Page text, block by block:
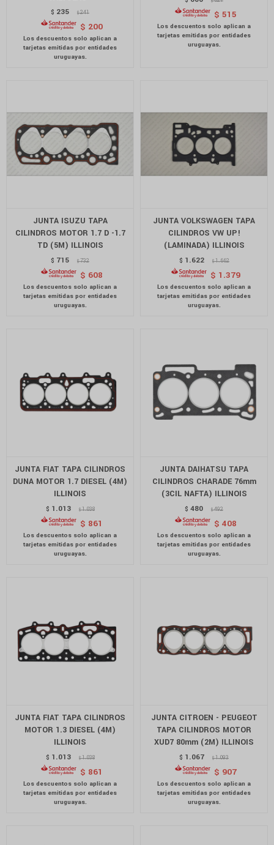
$ 235 $241
$ 200
$ 515
JUNTA ISUZU TAPA
CILINDROS MOTOR 1.7 D -1.7
TD (5M) ILLINOIS
$ 715 $732
$ 608
JUNTA VOLKSWAGEN TAPA
CILINDROS VW UP!
(LAMINADA) ILLINOIS
$ 1.622 $1.662
$ 1.379
JUNTA FIAT TAPA CILINDROS
DUNA MOTOR 1.7 DIESEL (4M)
ILLINOIS
$ 1.013 $1.038
$ 861
JUNTA DAIHATSU TAPA
CILINDROS CHARADE 76mm
(3CIL NAFTA) ILLINOIS
$ 480 $492
$ 408
JUNTA FIAT TAPA CILINDROS
MOTOR 1.3 DIESEL (4M)
ILLINOIS
$ 1.013 $1.038
$ 861
JUNTA CITROEN - PEUGEOT
TAPA CILINDROS MOTOR
XUD7 80mm (2M) ILLINOIS
$ 1.067 $1.093
$ 907